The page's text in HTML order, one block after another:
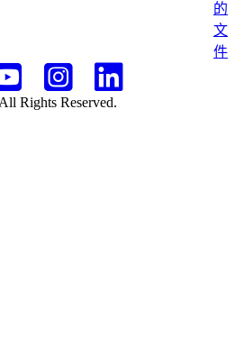
的
文
件
Rights Reserved.